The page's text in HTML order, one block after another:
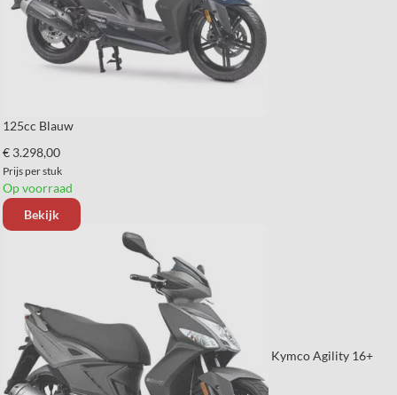
125cc Blauw
€ 3.298,00
Prijs per stuk
Op voorraad
Bekijk
Kymco Agility 16+